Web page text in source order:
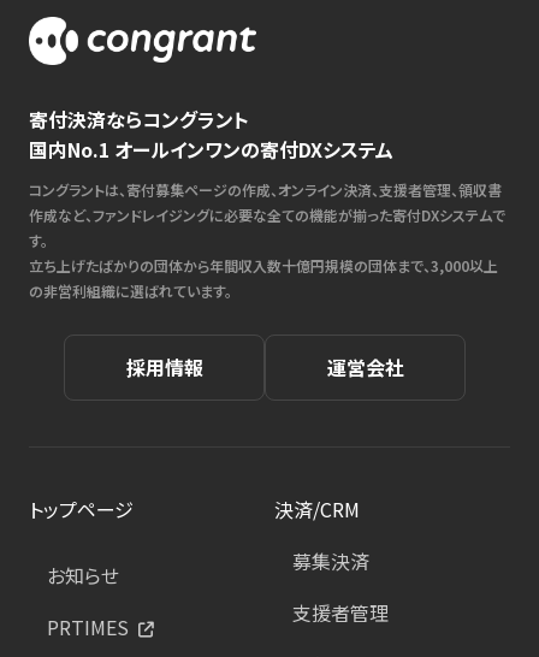
寄付決済ならコングラント
国内No.1 オールインワンの寄付DXシステム
コングラントは、寄付募集ページの作成、オンライン決済、支援者管理、領収書
作成など、ファンドレイジングに必要な全ての機能が揃った寄付DXシステムで
す。
立ち上げたばかりの団体から年間収入数十億円規模の団体まで、3,000以上
の非営利組織に選ばれています。
採用情報 運営会社
トップページ
お知らせ
PRTIMES
決済/CRM
募集決済
支援者管理